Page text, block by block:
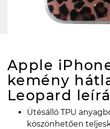
Apple
kemény
Leopard
Ütésálló TPU
köszönhetően